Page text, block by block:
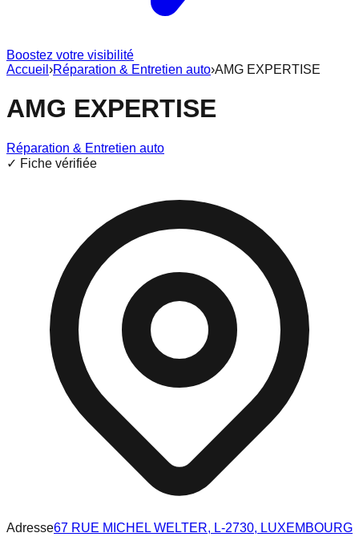
Boostez votre visibilité
Accueil ›Réparation & Entretien auto›AMG EXPERTISE
AMG EXPERTISE
Réparation & Entretien auto
✓ Fiche vérifiée
Adresse67 RUE MICHEL WELTER, L-2730, LUXEMBOURG